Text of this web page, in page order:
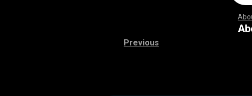
,,,,
,,,,
,,,,
,,,,
,,,,
,,,,
,,,,
,,,,
,,
Previous